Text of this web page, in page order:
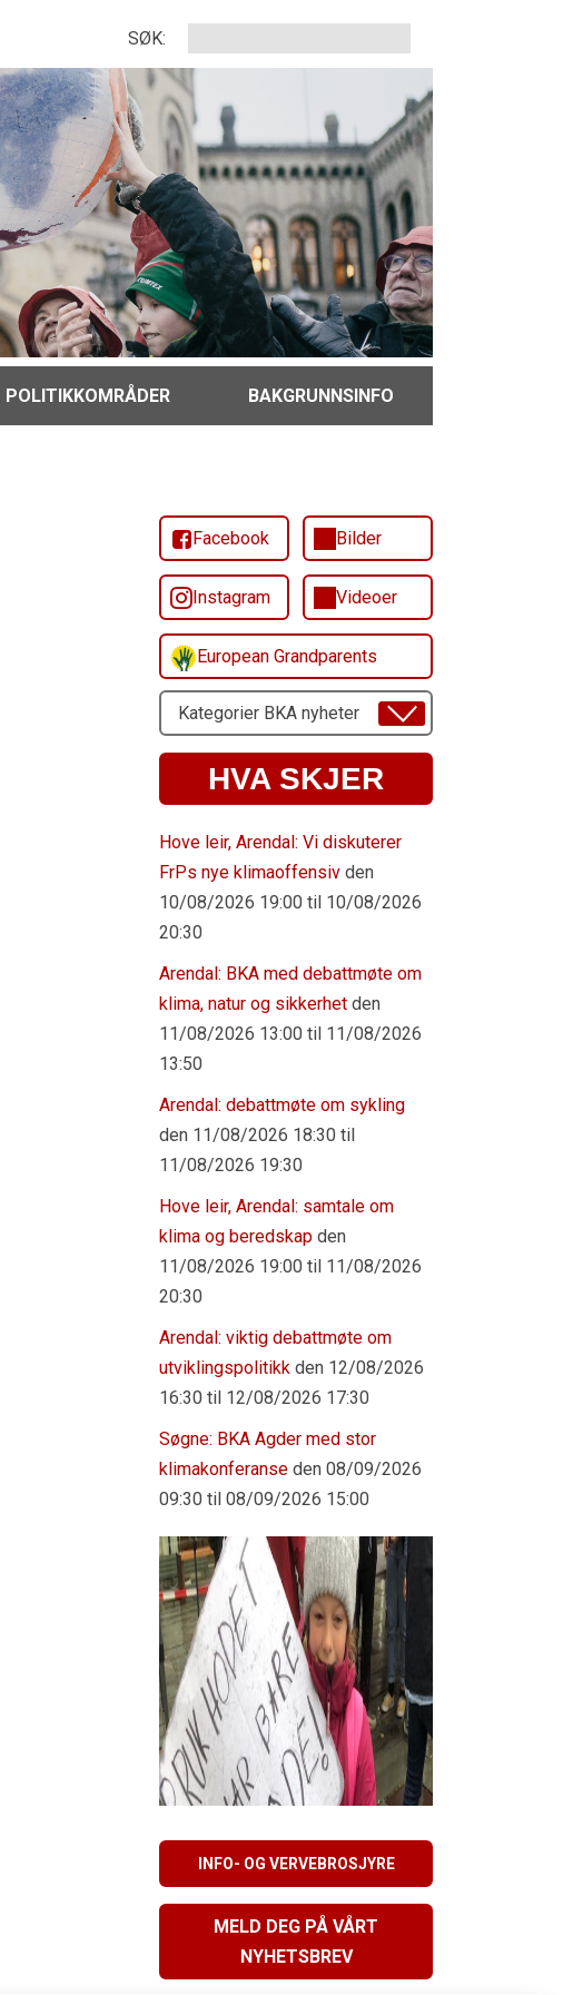
SØK:
POLITIKKOMRÅDER BAKGRUNNSINFO
Facebook Bilder
Instagram Videoer
European Grandparents
Velg
Emne
HVA SKJER
Hove leir, Arendal: Vi diskuterer
FrPs nye klimaoffensiv den
10/08/2026 19:00 til 10/08/2026
20:30
Arendal: BKA med debattmøte om
klima, natur og sikkerhet den
11/08/2026 13:00 til 11/08/2026
13:50
Arendal: debattmøte om sykling
den 11/08/2026 18:30 til
11/08/2026 19:30
Hove leir, Arendal: samtale om
klima og beredskap den
11/08/2026 19:00 til 11/08/2026
20:30
Arendal: viktig debattmøte om
utviklingspolitikk den 12/08/2026
16:30 til 12/08/2026 17:30
Søgne: BKA Agder med stor
klimakonferanse den 08/09/2026
09:30 til 08/09/2026 15:00
INFO- OG VERVEBROSJYRE
MELD DEG PÅ VÅRT
NYHETSBREV